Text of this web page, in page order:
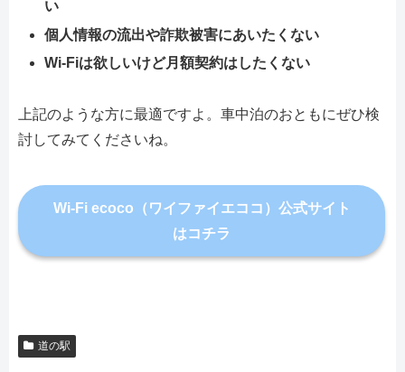
い
個人情報の流出や詐欺被害にあいたくない
Wi-Fiは欲しいけど月額契約はしたくない
上記のような方に最適ですよ。車中泊のおともにぜひ検
討してみてくださいね。
Wi-Fi ecoco（ワイファイエココ）公式サイト
はコチラ
道の駅